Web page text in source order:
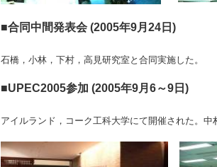
■合同中間発表会 (2005年9月24日)
石橋，小林，下村，高見研究室と合同実施した。
■UPEC2005参加 (2005年9月6～9日)
アイルランド，コーク工科大学にて開催された。